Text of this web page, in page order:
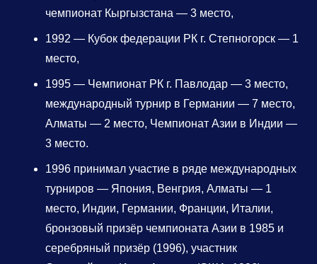
чемпионат Кыргызстана — 3 место,
1992 — Кубок федерации РК г. Степногорск — 1
место,
1995 — Чемпионат РК г. Павлодар — 3 место,
международный турнир в Германии — 7 место,
Алматы — 2 место, Чемпионат Азии в Индии —
3 место.
1996 принимал участие в ряде международных
турниров — Япония, Венгрия, Алматы — 1
место, Индии, Германии, Франции, Италии,
бронзовый призёр чемпионата Азии в 1985 и
серебряный призёр (1996), участник